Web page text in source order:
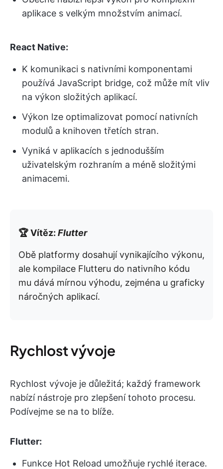
aplikace s velkým množstvím animací.
React Native:
K komunikaci s nativními komponentami
používá JavaScript bridge, což může mít vliv
na výkon složitých aplikací.
Výkon lze optimalizovat pomocí nativních
modulů a knihoven třetích stran.
Vyniká v aplikacích s jednodušším
uživatelským rozhraním a méně složitými
animacemi.
🏆 Vítěz: Flutter
Obě platformy dosahují vynikajícího výkonu,
ale kompilace Flutteru do nativního kódu
mu dává mírnou výhodu, zejména u graficky
náročných aplikací.
Rychlost vývoje
Rychlost vývoje je důležitá; každý framework
nabízí nástroje pro zlepšení tohoto procesu.
Podívejme se na to blíže.
Flutter:
Funkce Hot Reload umožňuje rychlé iterace.